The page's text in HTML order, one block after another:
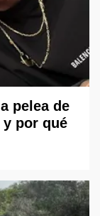
pelea de
por qué